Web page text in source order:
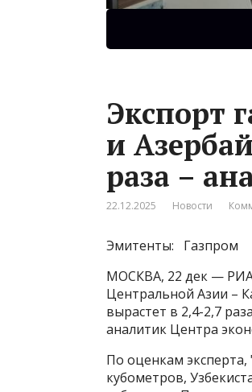
Экспорт
и
раза –
22.12.2025 Новости
Эмитенты: Газпром
МОСКВА, 22 дек — РИА
Центральной Азии –
вырастет в 2,4-2,7
аналитик Центра
По оценкам эксперта,
кубометров,